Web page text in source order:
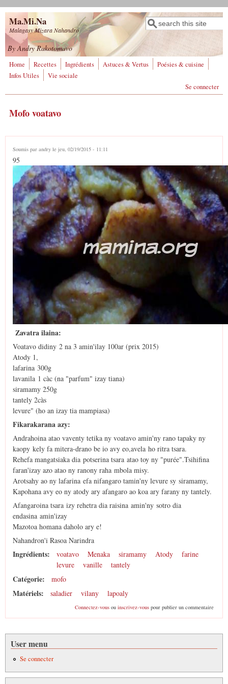
Aller au contenu principal
Ma.Mi.Na
Malagasy Mizara Nahandro
Formulaire de
recherche
Rechercher
By Andry Rakotomavo
Home Recettes Ingrédients Astuces & Vertus
Poésies & cuisine
Infos Utiles
Vie sociale
Se connecter
Mofo voatavo
Soumis par andry le jeu, 02/19/2015 - 11:11
95
Zavatra ilaina:
Voatavo didiny 2 na 3 amin'ilay 100ar (prix 2015)
Atody 1,
lafarina 300g
lavanila 1 càc (na "parfum" izay tiana)
siramamy 250g
tantely 2càs
levure" (ho an izay tia mampiasa)
Fikarakarana azy:
Andrahoina atao vaventy tetika ny voatavo amin'ny rano tapaky ny
kaopy kely fa mitera-drano be io avy eo,avela ho ritra tsara.
Rehefa mangatsiaka dia potserina tsara atao toy ny "purée".Tsihifina
faran'izay azo atao ny ranony raha mbola misy.
Arotsahy ao ny lafarina efa nifangaro tamin'ny levure sy siramamy,
Kapohana avy eo ny atody ary afangaro ao koa ary farany ny tantely.
Afangaroina tsara izy rehetra dia raisina amin'ny sotro dia
endasina amin'izay
Mazotoa homana daholo ary e!
Nahandron'i Rasoa Narindra
Ingrédients: voatavo Menaka siramamy Atody
farine
levure
vanille tantely
Catégorie: mofo
Matériels: saladier vilany lapoaly
Connectez-vousou inscrivez-vouspour publier un commentaire
User menu
Se connecter